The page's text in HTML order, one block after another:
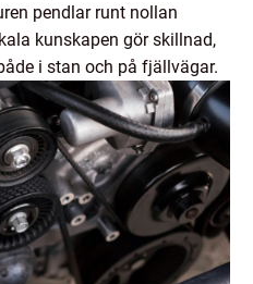
pendlar runt nollan
kunskapen gör skillnad,
i stan och på fjällvägar.